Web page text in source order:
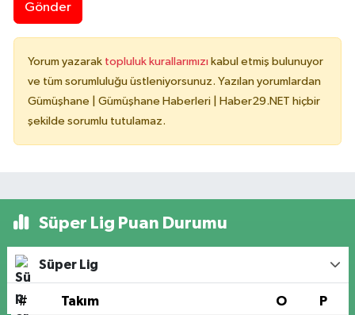
Gönder
Yorum yazarak topluluk kurallarımızı kabul etmiş bulunuyor
ve tüm sorumluluğu üstleniyorsunuz. Yazılan yorumlardan
Gümüşhane | Gümüşhane Haberleri | Haber29.NET hiçbir
şekilde sorumlu tutulamaz.
Süper Lig Puan Durumu
Süper Lig
# Takım O P